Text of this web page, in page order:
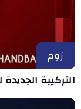
زوم
التركيبة